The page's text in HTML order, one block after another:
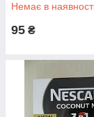
Немає в
95 ₴